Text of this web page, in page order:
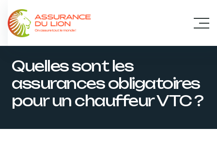
Quelles sont les
assurances obligatoires
pour un chauffeur VTC ?